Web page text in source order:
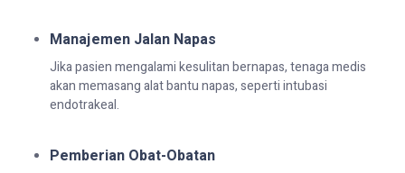
Manajemen Jalan Napas
Jika pasien mengalami kesulitan bernapas, tenaga medis
akan memasang alat bantu napas, seperti intubasi
endotrakeal.
Pemberian Obat-Obatan